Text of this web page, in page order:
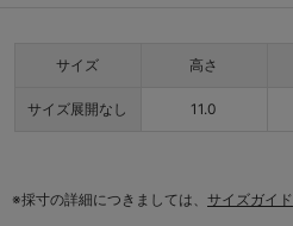
サイズ 高さ
サイズ展開なし 11.0
※採寸の詳細につきましては、 サイズガイド